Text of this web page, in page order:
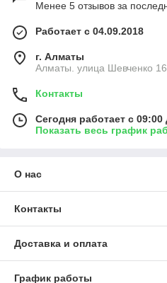
Менее 5 отзывов за
Работает с 04.09.2018
г. Алматы
Алматы. улица Шевченко
Контакты
Сегодня работает с 09:00
Показать весь график
О нас
Контакты
Доставка и оплата
График работы